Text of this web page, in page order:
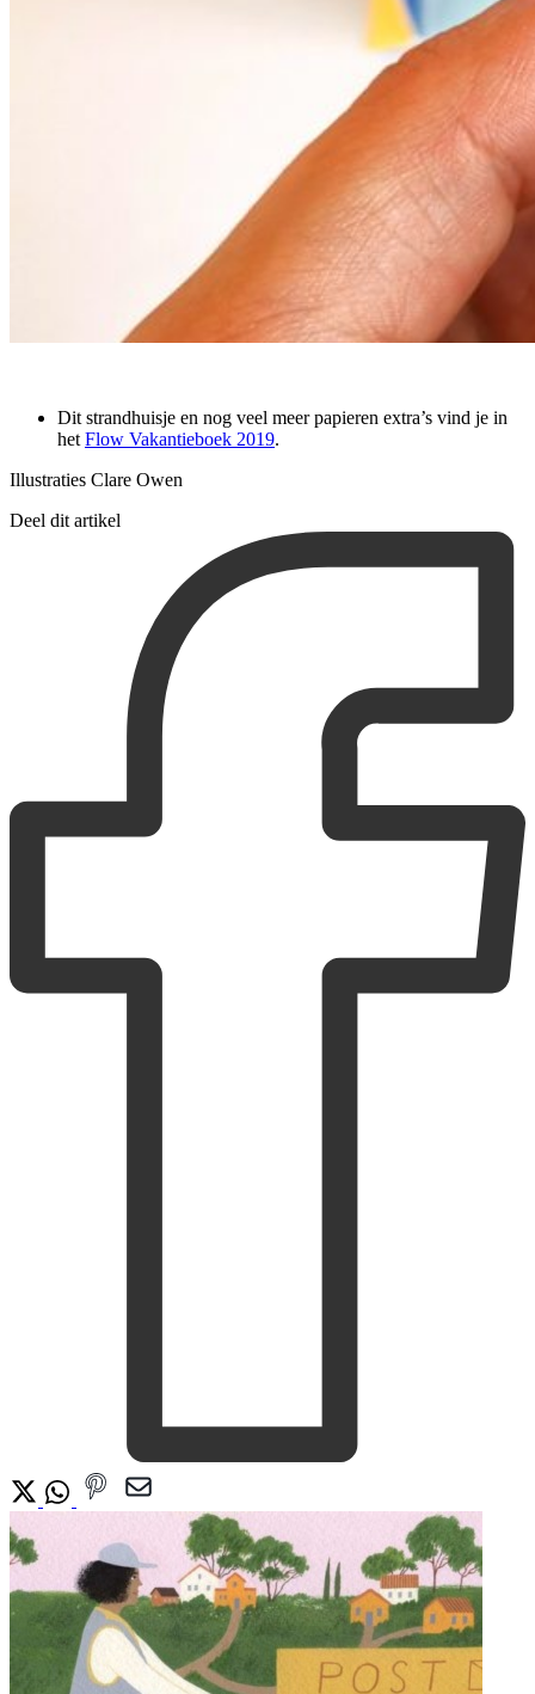
Dit strandhuisje en nog veel meer papieren extra’s vind je in
het Flow Vakantieboek 2019.
Illustraties Clare Owen
Deel dit artikel